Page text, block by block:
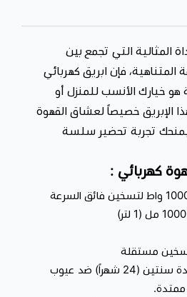
اليومي الشاق وتدوم معك طويلاً.
طقساً ممتعاً واحترافياً. اطلب ابريق
باللون الأبيض اليوم، واستمتع بنكهة
المثالية التي تجمع بين
المتناهية، فإن ابريق كهربائي
هو خيارك الأنسب للمنزل أو
الإبريق خصيصاً لعشاق القهوة
تجربة تحضير سلسة
كهربائي :
مستقلة
​الضمان: ضمان لمدة سنتين (24 شهراً) ضد عيوب
ممتدة.